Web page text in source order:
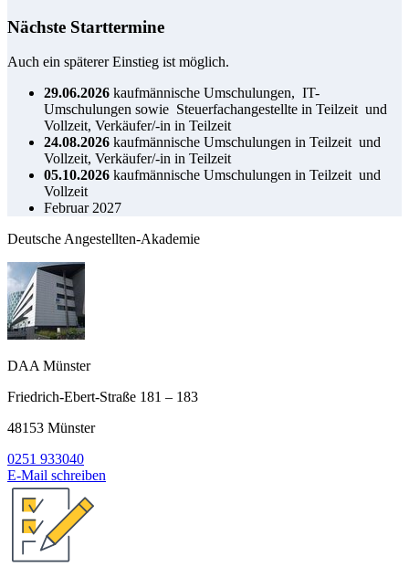
Nächste Starttermine
Auch ein späterer Einstieg ist möglich.
29.06.2026 kaufmännische Umschulungen, IT-
Umschulungen sowie Steuerfachangestellte in Teilzeit und
Vollzeit, Verkäufer/-in in Teilzeit
24.08.2026 kaufmännische Umschulungen in Teilzeit und
Vollzeit, Verkäufer/-in in Teilzeit
05.10.2026 kaufmännische Umschulungen in Teilzeit und
Vollzeit
Februar 2027
Deutsche Angestellten-Akademie
DAA Münster
Friedrich-Ebert-Straße 181 – 183
48153 Münster
0251 933040
E-Mail schreiben